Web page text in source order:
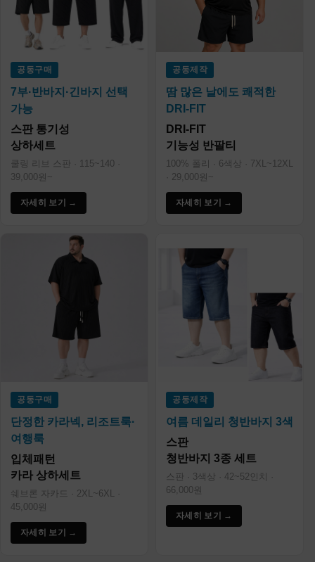
공동구매
7부·반바지·긴바지 선택
가능
스판 통기성
상하세트
쿨링 리브 스판 · 115~140 ·
39,000원~
자세히 보기 →
공동제작
땀 많은 날에도 쾌적한
DRI-FIT
DRI-FIT
기능성 반팔티
100% 폴리 · 6색상 · 7XL~12XL
· 29,000원~
자세히 보기 →
공동구매
단정한 카라넥, 리조트룩·
여행룩
입체패턴
카라 상하세트
쉐브론 자카드 · 2XL~6XL ·
45,000원
자세히 보기 →
공동제작
여름 데일리 청반바지 3색
스판
청반바지 3종 세트
스판 · 3색상 · 42~52인치 ·
66,000원
자세히 보기 →